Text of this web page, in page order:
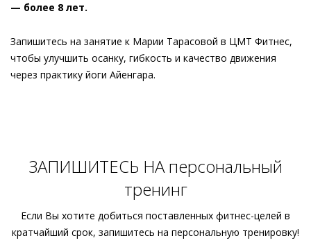
— более 8 лет.
Запишитесь на занятие к Марии Тарасовой в ЦМТ Фитнес,
чтобы улучшить осанку, гибкость и качество движения
через практику йоги Айенгара.
ЗАПИШИТЕСЬ НА персональный
тренинг
Если Вы хотите добиться поставленных фитнес-целей в
кратчайший срок, запишитесь на персональную тренировку!